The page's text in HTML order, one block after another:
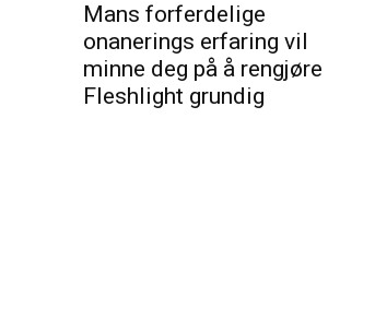
Mans forferdelige
onanerings erfaring vil
minne deg på å rengjøre
Fleshlight grundig